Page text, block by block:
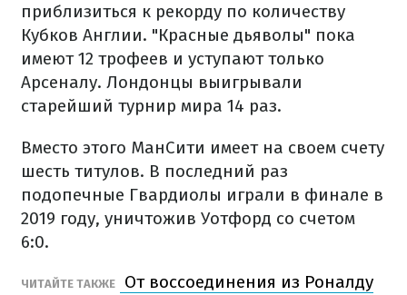
приблизиться к рекорду по количеству
Кубков Англии. "Красные дьяволы" пока
имеют 12 трофеев и уступают только
Арсеналу. Лондонцы выигрывали
старейший турнир мира 14 раз.
Вместо этого МанСити имеет на своем счету
шесть титулов. В последний раз
подопечные Гвардиолы играли в финале в
2019 году, уничтожив Уотфорд со счетом
6:0.
ЧИТАЙТЕ ТАКЖЕ От воссоединения из Роналду